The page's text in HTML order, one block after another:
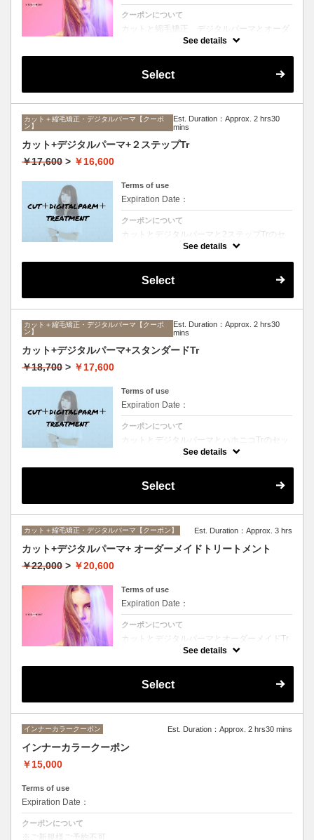
クーポンについて
カットと縮毛矯正、デジタルパーマとオーダ
ーメイドTrのセットメニュー。ボリュームは
リングを楽にしたい方に☆ロング料金なし。
See details
Select
カット＋縮毛矯正・デジタルパーマ【クーポ
ン】
Est. Duration：Approx. 2 hrs30
mins
カット+デジタルパーマ+２ステップTr
￥17,600 > ￥16,600
Terms of use
Expiration Date：
クーポンについて
カットとデジタルパーマと2ステップTrのセ
ットメニュー。毛先ワンカールからふんわり
シャンプー、ブロー込み。
See details
Select
カット＋縮毛矯正・デジタルパーマ【クーポ
ン】
Est. Duration：Approx. 2 hrs30
mins
カット+デジタルパーマ+スタンダードTr
￥18,700 > ￥17,600
Terms of use
Expiration Date：
クーポンについて
カットとデジタルパーマとハホニコTrのセッ
トメニュー。毛先ワンカールからふんわりル
ャンプー、ブロー込み。
See details
Select
カット＋縮毛矯正・デジタルパーマ【クーポン】 Est. Duration：Approx. 3 hrs
カット+デジタルパーマ+ オーダーメイドトリートメント
￥22,000 > ￥20,600
Terms of use
Expiration Date：
クーポンについて
カットとデジタルパーマとオーダーメイドTr
のセットメニュー。抜群の艶！ハリ、コシ！
鮮やかなハイトーンカラーも、極上美しい髪
See details
Select
インナーカラークーポン Est. Duration：Approx. 2 hrs30 mins
インナーカラークーポン
￥15,000
Terms of use
Expiration Date：
クーポンについて
※ご新規様ご予約不可